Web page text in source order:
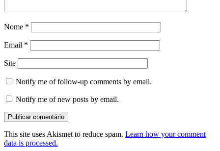
Nome *
Email *
Site
Notify me of follow-up comments by email.
Notify me of new posts by email.
This site uses Akismet to reduce spam. Learn how your comment
data is processed.